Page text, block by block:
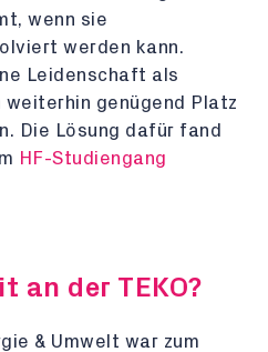
wenn sie
werden kann.
Leidenschaft als
genügend Platz
Die Lösung dafür fand
HF-Studiengang
an der TEKO?
& Umwelt war zum